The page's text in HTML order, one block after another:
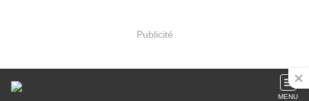
Publicité
MENU